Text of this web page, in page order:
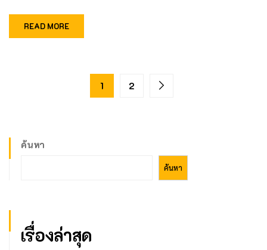
READ MORE
1 2
ค้นหา
ค้นหา
เรื่องล่าสุด